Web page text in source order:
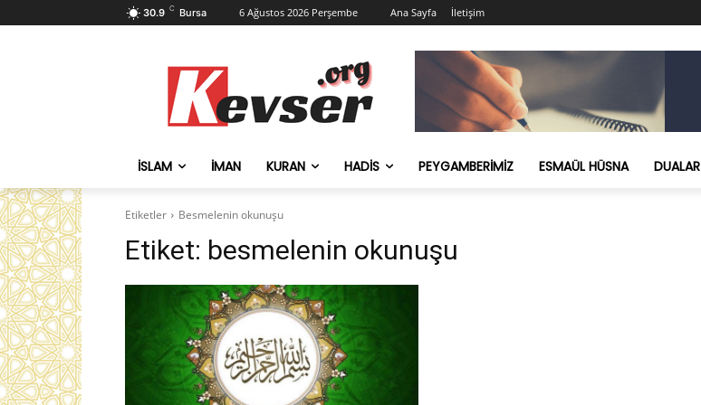
30.9 C Bursa 6 Ağustos 2026 Perşembe Ana Sayfa İletişim
İSLAM İMAN KURAN HADIS PEYGAMBERIMIZ ESMAÜL HÜSNA DUALAR
Etiketler Besmelenin okunuşu
Etiket: besmelenin okunuşu